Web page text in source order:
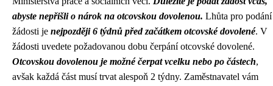
abyste nepřišli o nárok na otcovskou dovolenou. Lhůta pro podání
žádosti je nejpozději 6 týdnů před začátkem otcovské dovolené. V
žádosti uvedete požadovanou dobu čerpání otcovské dovolené.
Otcovskou dovolenou je možné čerpat vcelku nebo po částech,
avšak každá část musí trvat alespoň 2 týdny. Zaměstnavatel vám